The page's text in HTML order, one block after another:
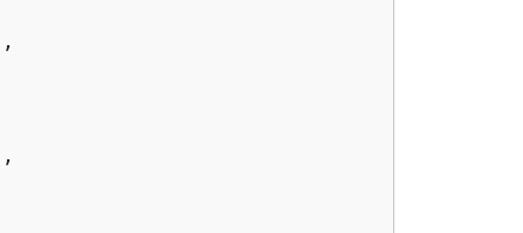
,
,